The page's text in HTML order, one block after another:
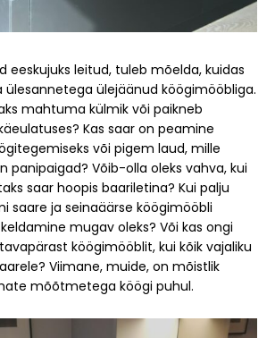
eeskujuks leitud, tuleb mõelda, kuidas
ülesannetega ülejäänud köögimööbliga.
mahtuma külmik või paikneb
Kas saar on peamine
või pigem laud, mille
panipaigad? Võib-olla oleks vahva, kui
saar hoopis baariletina? Kui palju
saare ja seinaäärse köögimööbli
mugav oleks? Või kas ongi
köögimööblit, kui kõik vajaliku
Viimane, muide, on mõistlik
mõõtmetega köögi puhul.